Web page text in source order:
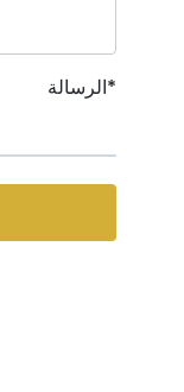
الرسالة*